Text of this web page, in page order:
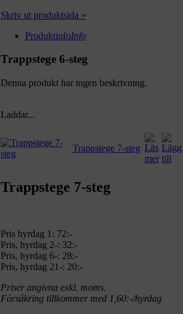
Skriv ut produktsida »
ProduktinfoInfo
Trappstege 6-steg
Denna produkt har ingen beskrivning.
Laddar...
Trappstege 7-steg
Trappstege 7-steg
Pris hyrdag 1: 72:-
Pris, hyrdag 2-: 32:-
Pris, hyrdag 6-: 28:-
Pris, hyrdag 21-: 20:-
Priser angivna exkl. moms.
Försäkring tillkommer med 1,60:-/hyrdag